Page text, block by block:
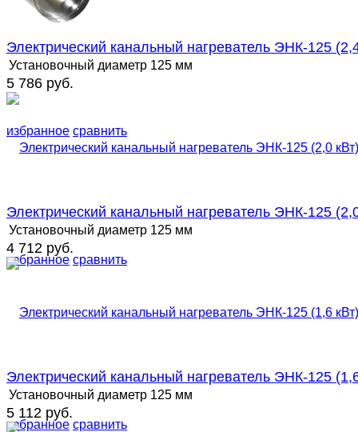
избранное сравнить
Электрический канальный нагреватель ЭНК-125
Установочный диаметр 125 мм
5 786 руб.
избранное сравнить
Электрический канальный нагреватель ЭНК-125
Установочный диаметр 125 мм
4 712 руб.
избранное сравнить
Электрический канальный нагреватель ЭНК-125
Установочный диаметр 125 мм
5 112 руб.